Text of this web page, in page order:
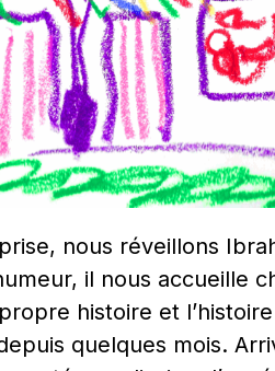
nous réveillons
il nous accueille
histoire et
quelques mois.